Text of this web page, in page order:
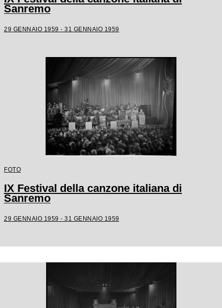
Sanremo
29 GENNAIO 1959 - 31 GENNAIO 1959
FOTO
IX Festival della canzone italiana di
Sanremo
29 GENNAIO 1959 - 31 GENNAIO 1959